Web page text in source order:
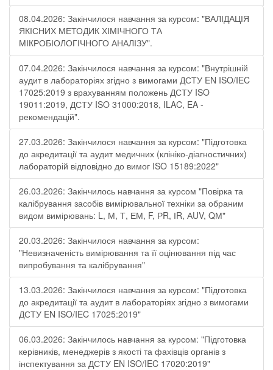
08.04.2026: Закінчилося навчання за курсом: "ВАЛІДАЦІЯ
ЯКІСНИХ МЕТОДИК ХІМІЧНОГО ТА
МІКРОБІОЛОГІЧНОГО АНАЛІЗУ".
07.04.2026: Закінчилося навчання за курсом: "Внутрішній
аудит в лабораторіях згідно з вимогами ДСТУ EN ISO/IEC
17025:2019 з врахуванням положень ДСТУ ISO
19011:2019, ДСТУ ISO 31000:2018, ILAC, EA -
рекомендацій".
27.03.2026: Закінчилося навчання за курсом: "Підготовка
до акредитації та аудит медичних (клініко-діагностичних)
лабораторій відповідно до вимог ISO 15189:2022"
26.03.2026: Закінчилось навчання за курсом "Повірка та
калібрування засобів вимірювальної техніки за обраним
видом вимірювань: L, М, Т, ЕМ, F, РR, ІR, АUV, QМ"
20.03.2026: Закінчилося навчання за курсом:
"Невизначеність вимірювання та її оцінювання під час
випробування та калібрування"
13.03.2026: Закінчилося навчання за курсом: "Підготовка
до акредитації та аудит в лабораторіях згідно з вимогами
ДСТУ EN ISO/IEC 17025:2019"
06.03.2026: Закінчилось навчання за курсом: "Підготовка
керівників, менеджерів з якості та фахівців органів з
інспектування за ДСТУ EN ISO/IEC 17020:2019"